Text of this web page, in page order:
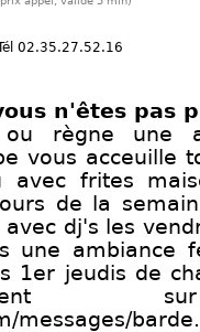
02.35.27.52.16
n'êtes pas
ou règne une
vous acceuille
avec frites
jours de la
dj's les
une ambiance
1er jeudis de
messages/